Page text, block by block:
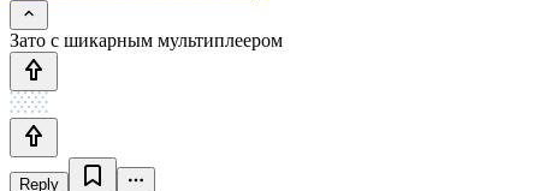
Зато с шикарным мультиплеером
Reply